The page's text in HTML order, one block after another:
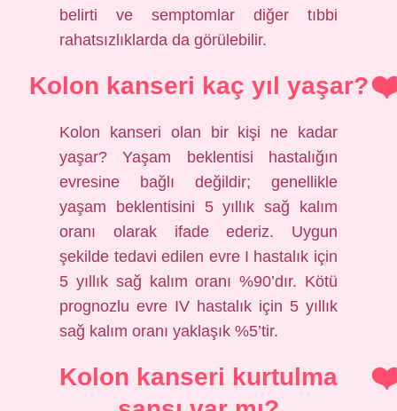
belirti ve semptomlar diğer tıbbi
rahatsızlıklarda da görülebilir.
Kolon kanseri kaç yıl yaşar?
Kolon kanseri olan bir kişi ne kadar
yaşar? Yaşam beklentisi hastalığın
evresine bağlı değildir; genellikle
yaşam beklentisini 5 yıllık sağ kalım
oranı olarak ifade ederiz. Uygun
şekilde tedavi edilen evre I hastalık için
5 yıllık sağ kalım oranı %90’dır. Kötü
prognozlu evre IV hastalık için 5 yıllık
sağ kalım oranı yaklaşık %5’tir.
Kolon kanseri kurtulma